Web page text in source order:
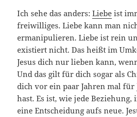
Ich sehe das anders:Liebe ist
freiwilliges. Liebe kann man
ermanipulieren. Liebe ist rein
existiert nicht. Das heißt im
Jesus dich nur lieben kann,
Und das gilt für dich sogar als
dich vor ein paar Jahren mal für
hast. Es ist, wie jede
eine Entscheidung aufs neue.